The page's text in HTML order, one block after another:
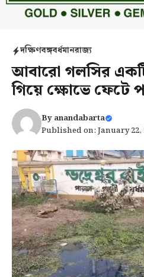
দক্ষিণবঙ্গবর্ধমানরাজ্য
আবারো গলসির
গিয়ে ক্ষোভে ফেটে
Byanandabarta
Published on: January 22,